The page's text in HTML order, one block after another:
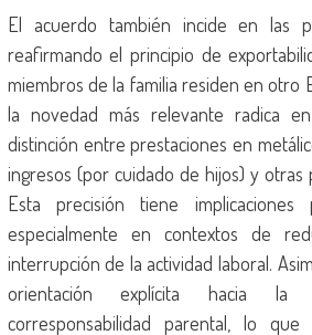
El acuerdo también incide en las
reafirmando el principio de
miembros de la familia residen en otro
la novedad más relevante radica
distinción entre prestaciones en
ingresos (por cuidado de hijos) y otras
Esta precisión tiene implicaciones
especialmente en contextos de
interrupción de la actividad laboral.
orientación explícita hacia
corresponsabilidad parental, lo que